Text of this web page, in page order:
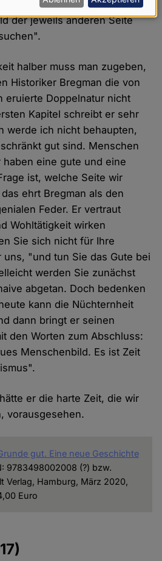
Blindheit, Naivität vorwerfen
der jeweils anderen Seite
halber muss man zugeben,
Historiker Bregman die von
eruierte Doppelnatur nicht
Kapitel schreibt er sehr
werde ich nicht behaupten,
gut sind. Menschen
eine gute und eine
ist, welche Seite wir
ehrt Bregman als den
Feder. Er vertraut
Wohltätigkeit wirken
Sie sich nicht für Ihre
uns, "und tun Sie das Gute bei
werden Sie zunächst
abgetan. Doch bedenken
kann die Nüchternheit
dann bringt er seinen
den Worten zum Abschluss:
Menschenbild. Es ist Zeit
er die harte Zeit, die wir
vorausgesehen.
gut. Eine neue Geschichte
9783498002008 (?) bzw.
Verlag, Hamburg, März 2020,
Euro